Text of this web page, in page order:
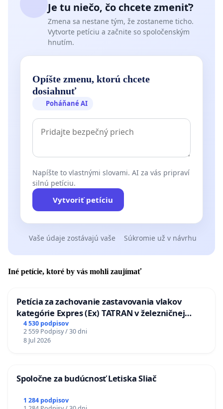
Je tu niečo, čo chcete zmeniť?
Zmena sa nestane tým, že zostaneme ticho.
Vytvorte petíciu a začnite so spoločenským
hnutím.
Opíšte zmenu, ktorú chcete
dosiahnuť
Poháňané AI
Napíšte to vlastnými slovami. AI za vás pripraví
silnú petíciu.
Vytvoriť petíciu
Vaše údaje zostávajú vaše Súkromie už v návrhu
Iné petície, ktoré by vás mohli zaujímať
Petícia za zachovanie zastavovania vlakov
kategórie Expres (Ex) TATRAN v železničnej
stanici Púchov
4 530 podpisov
2 559 Podpisy / 30 dni
8 Jul 2026
Spoločne za budúcnosť Letiska Sliač
1 284 podpisov